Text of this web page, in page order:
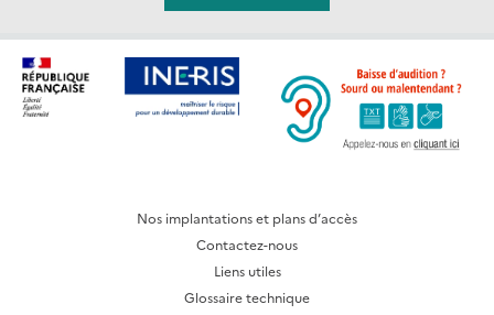
Nos implantations et plans d’accès
Contactez-nous
Liens utiles
Glossaire technique